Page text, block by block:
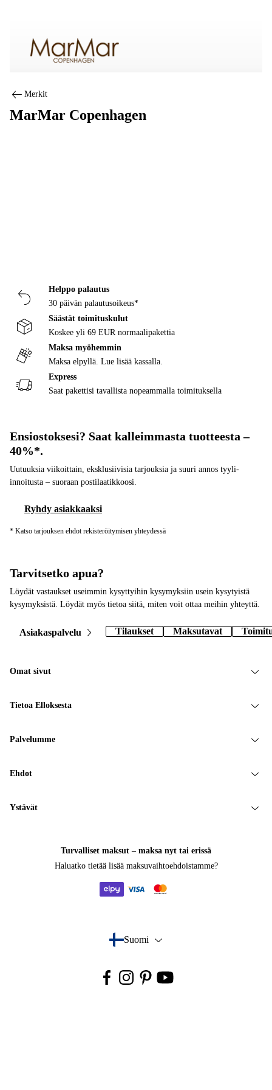
Merkit
MarMar Copenhagen
Helppo palautus
30 päivän palautusoikeus*
Säästät toimituskulut
Koskee yli 69 EUR normaalipakettia
Maksa myöhemmin
Maksa elpyllä. Lue lisää kassalla.
Express
Saat pakettisi tavallista nopeammalla toimituksella
Ensiostoksesi? Saat kalleimmasta tuotteesta –
40%*.
Uutuuksia viikoittain, eksklusiivisia tarjouksia ja suuri annos tyyli-
innoitusta – suoraan postilaatikkoosi.
Ryhdy asiakkaaksi
* Katso tarjouksen ehdot rekisteröitymisen yhteydessä
Tarvitsetko apua?
Löydät vastaukset useimmin kysyttyihin kysymyksiin usein kysytyistä
kysymyksistä. Löydät myös tietoa siitä, miten voit ottaa meihin yhteyttä.
Asiakaspalvelu Tilaukset Maksutavat
Omat sivut
Tietoa Elloksesta
Palvelumme
Ehdot
Ystävät
Turvalliset maksut – maksa nyt tai erissä
Haluatko tietää lisää maksuvaihtoehdoistamme?
Suomi
- Valitse maa